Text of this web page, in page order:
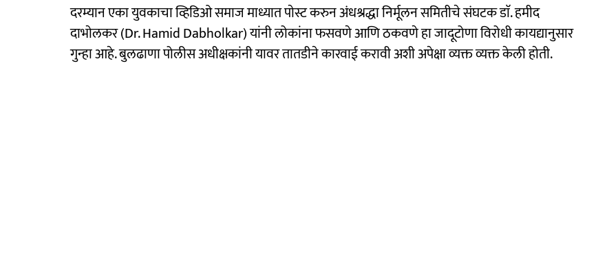
दरम्यान एका युवकाचा व्हिडिओ समाज माध्यात पाेस्ट करुन अंधश्रद्धा निर्मूलन समितीचे संघटक डाॅ. हमीद
दाभाेलकर (Dr. Hamid Dabholkar) यांनी लोकांना फसवणे आणि ठकवणे हा जादूटोणा विरोधी कायद्यानुसार
गुन्हा आहे. बुलढाणा पोलीस अधीक्षकांनी यावर तातडीने कारवाई करावी अशी अपेक्षा व्यक्त व्यक्त केली हाेती.